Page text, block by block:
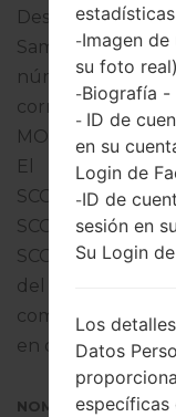
Descargue la
Samsung Galaxy
número de
corresponde al
MODEL%. El
El producto
del firmware
completo sobre
en dispositivos
NOMBRE DE
estadísticas
-Imagen
su foto real)
-Biografía -
- ID de
en su
Login de
-ID de
sesión en
Su Login
Los
Datos